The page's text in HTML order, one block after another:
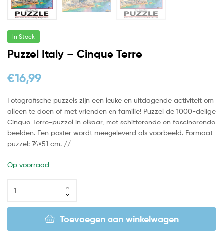
In Stock
Puzzel Italy – Cinque Terre
€16,99
Fotografische puzzels zijn een leuke en uitdagende activiteit om
alleen te doen of met vrienden en familie! Puzzel de 1000-delige
Cinque Terre-puzzel in elkaar, met schitterende en fascinerende
beelden. Een poster wordt meegeleverd als voorbeeld. Formaat
puzzel: 74×51 cm. //
Op voorraad
Toevoegen aan winkelwagen